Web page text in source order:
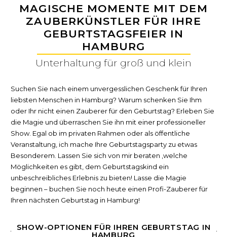
MAGISCHE MOMENTE MIT DEM
ZAUBERKÜNSTLER FÜR IHRE
GEBURTSTAGSFEIER IN
HAMBURG
Unterhaltung für groß und klein
Suchen Sie nach einem unvergesslichen Geschenk für Ihren
liebsten Menschen in Hamburg? Warum schenken Sie Ihm
oder Ihr nicht einen Zauberer für den Geburtstag? Erleben Sie
die Magie und überraschen Sie ihn mit einer professioneller
Show. Egal ob im privaten Rahmen oder als öffentliche
Veranstaltung, ich mache Ihre Geburtstagsparty zu etwas
Besonderem. Lassen Sie sich von mir beraten ,welche
Möglichkeiten es gibt, dem Geburtstagskind ein
unbeschreibliches Erlebnis zu bieten! Lasse die Magie
beginnen – buchen Sie noch heute einen Profi-Zauberer für
Ihren nächsten Geburtstag in Hamburg!
SHOW-OPTIONEN FÜR IHREN GEBURTSTAG IN
HAMBURG